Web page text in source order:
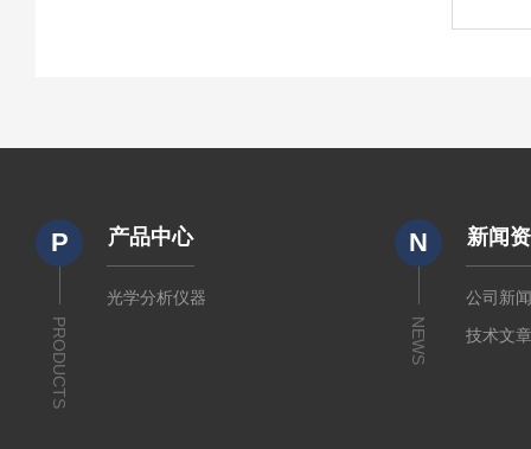
P
PRODUCTS
产品中心
光学分析仪器
N
NEWS
新闻
公司新
技术文